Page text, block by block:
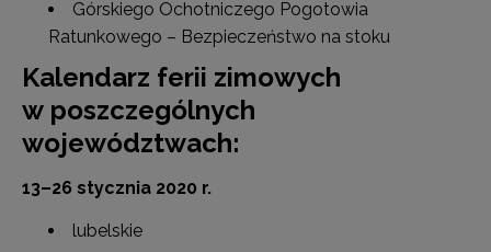
Górskiego Ochotniczego Pogotowia
Ratunkowego – Bezpieczeństwo na stoku
Kalendarz ferii zimowych
w poszczególnych
województwach:
13–26 stycznia 2020 r.
lubelskie